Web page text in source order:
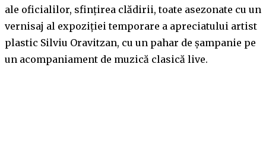
ale oficialilor, sfințirea clădirii, toate asezonate cu un
vernisaj al expoziției temporare a apreciatului artist
plastic Silviu Oravitzan, cu un pahar de șampanie pe
un acompaniament de muzică clasică live.